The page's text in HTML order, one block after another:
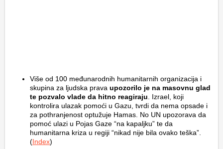
Više od 100 međunarodnih humanitarnih organizacija i
skupina za ljudska prava upozorilo je na masovnu glad
te pozvalo vlade da hitno reagiraju. Izrael, koji
kontrolira ulazak pomoći u Gazu, tvrdi da nema opsade i
za pothranjenost optužuje Hamas. No UN upozorava da
pomoć ulazi u Pojas Gaze “na kapaljku” te da
humanitarna kriza u regiji “nikad nije bila ovako teška”.
(Index)